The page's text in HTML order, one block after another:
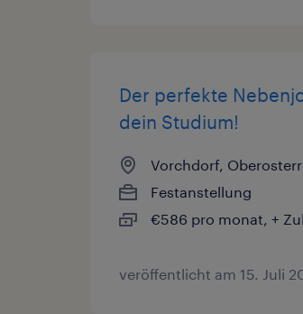
Der perfekte
dein Studium!
Vorchdorf,
Festanstellung
€586 pro monat, +
veröffentlicht am 15. Juli